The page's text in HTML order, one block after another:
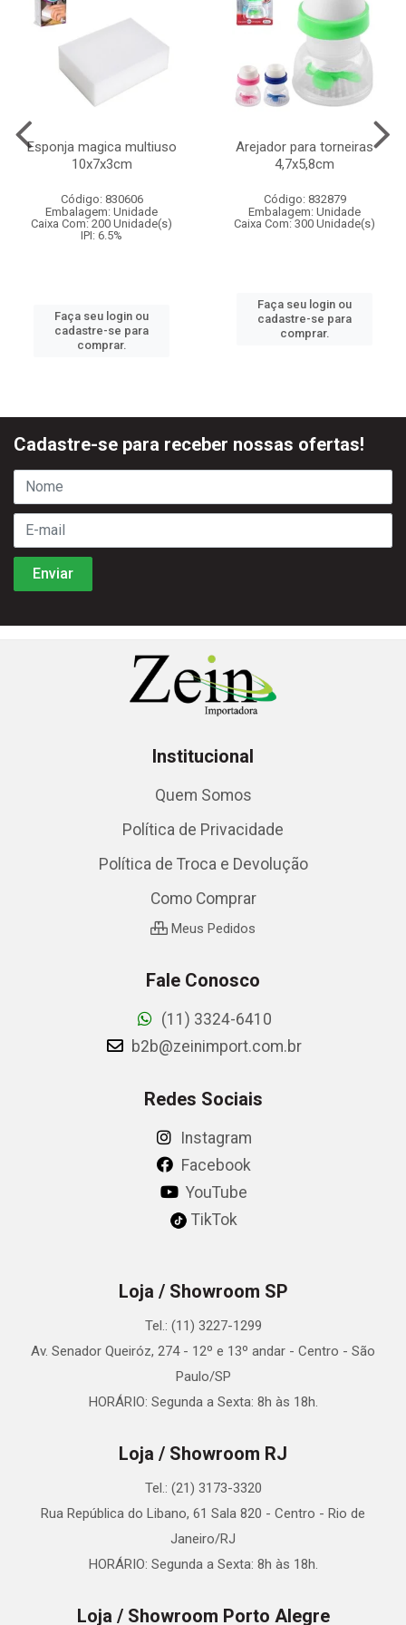
Esponja magica multiuso
10x7x3cm
Código: 830606
Embalagem: Unidade
Caixa Com: 200 Unidade(s)
IPI: 6.5%
Faça seu login ou
cadastre-se para
comprar.
Arejador para torneiras
4,7x5,8cm
Código: 832879
Embalagem: Unidade
Caixa Com: 300 Unidade(s)
Faça seu login ou
cadastre-se para
comprar.
Cadastre-se para receber nossas ofertas!
Institucional
Quem Somos
Política de Privacidade
Política de Troca e Devolução
Como Comprar
Meus Pedidos
Fale Conosco
(11) 3324-6410
b2b@zeinimport.com.br
Redes Sociais
Instagram
Facebook
YouTube
TikTok
Loja / Showroom SP
Tel.: (11) 3227-1299
Av. Senador Queiróz, 274 - 12º e 13º andar - Centro - São
Paulo/SP
HORÁRIO: Segunda a Sexta: 8h às 18h.
Loja / Showroom RJ
Tel.: (21) 3173-3320
Rua República do Libano, 61 Sala 820 - Centro - Rio de
Janeiro/RJ
HORÁRIO: Segunda a Sexta: 8h às 18h.
Loja / Showroom Porto Alegre